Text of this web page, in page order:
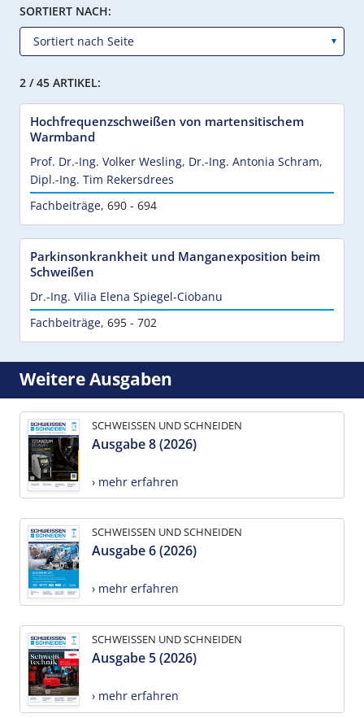
SORTIERT NACH:
2 / 45 ARTIKEL:
Hochfrequenzschweißen von martensitischem
Warmband
Prof. Dr.-Ing. Volker Wesling, Dr.-Ing. Antonia Schram,
Dipl.-Ing. Tim Rekersdrees
Fachbeiträge, 690 - 694
Parkinsonkrankheit und Manganexposition beim
Schweißen
Dr.-Ing. Vilia Elena Spiegel-Ciobanu
Fachbeiträge, 695 - 702
Weitere Ausgaben
SCHWEISSEN UND SCHNEIDEN
Ausgabe 8 (2026)
› mehr erfahren
SCHWEISSEN UND SCHNEIDEN
Ausgabe 6 (2026)
› mehr erfahren
SCHWEISSEN UND SCHNEIDEN
Ausgabe 5 (2026)
› mehr erfahren